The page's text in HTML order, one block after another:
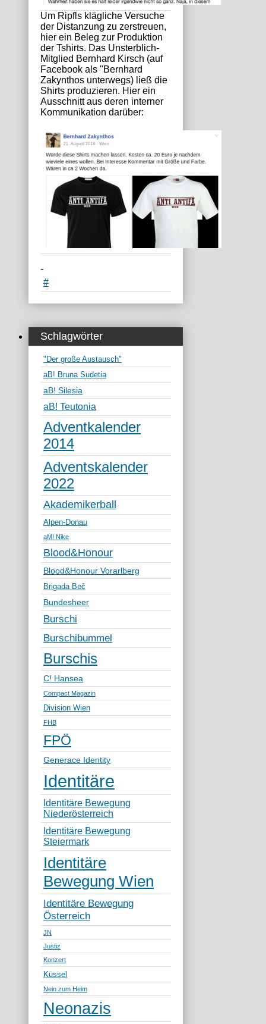
Um Ripfls klägliche Versuche
der Distanzung zu zerstreuen,
hier ein Beleg zur Produktion
der Tshirts. Das Unsterblich-
Mitglied Bernhard Kirsch (auf
Facebook als "Bernhard
Zakynthos unterwegs) ließ die
Shirts produzieren. Hier ein
Ausschnitt aus deren interner
Kommunikation darüber:
-
#
Schlagwörter
"Der große Austausch"
aB! Bruna Sudetia
aB! Silesia
aB! Teutonia
Adventkalender
2014
Adventskalender
2022
Akademikerball
Alpen-Donau
aM! Nike
Blood&Honour
Blood&Honour Vorarlberg
Brigada Beč
Bundesheer
Burschi
Burschibummel
Burschis
C! Hansea
Compact Magazin
Division Wien
FHB
FPÖ
Generace Identity
Identitäre
Identitäre Bewegung
Niederösterreich
Identitäre Bewegung
Steiermark
Identitäre
Bewegung Wien
Identitäre Bewegung
Österreich
JN
Justiz
Konzert
Küssel
Nein zum Heim
Neonazis